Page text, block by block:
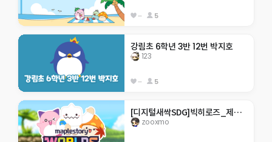
-- 5
강림초 6학년 3반 12번 박지호
123
-- 5
[디지털새싹SDG]빅히로즈_제주한라대_빈곤퇴치
zooxmo